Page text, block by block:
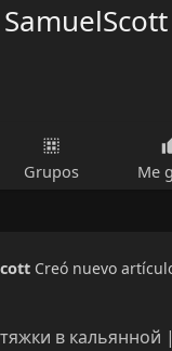
SamuelScott
Grupos Me
Creó nuevo
в кальянной |